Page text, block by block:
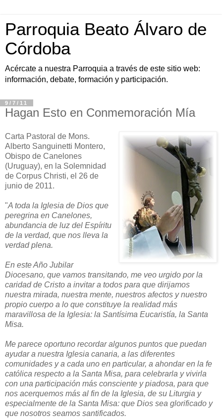
Parroquia Beato Álvaro de
Córdoba
Acércate a nuestra Parroquia a través de este sitio web:
información, debate, formación y participación.
9/7/11
Hagan Esto en Conmemoración Mía
Carta Pastoral de Mons.
Alberto Sanguinetti Montero,
Obispo de Canelones
(Uruguay), en la Solemnidad
de Corpus Christi, el 26 de
junio de 2011.
"A toda la Iglesia de Dios que
peregrina en Canelones,
abundancia de luz del Espíritu
de la verdad, que nos lleva la
verdad plena.
En este Año Jubilar
Diocesano, que vamos transitando, me veo urgido por la
caridad de Cristo a invitar a todos para que dirijamos
nuestra mirada, nuestra mente, nuestros afectos y nuestro
propio cuerpo a lo que constituye la realidad más
maravillosa de la Iglesia: la Santísima Eucaristía, la Santa
Misa.
Me parece oportuno recordar algunos puntos que puedan
ayudar a nuestra Iglesia canaria, a las diferentes
comunidades y a cada uno en particular, a ahondar en la fe
católica respecto a la Santa Misa, para celebrarla y vivirla
con una participación más consciente y piadosa, para que
nos acerquemos más al fin de la Iglesia, de su Liturgia y
especialmente de la Santa Misa: que Dios sea glorificado y
que nosotros seamos santificados.